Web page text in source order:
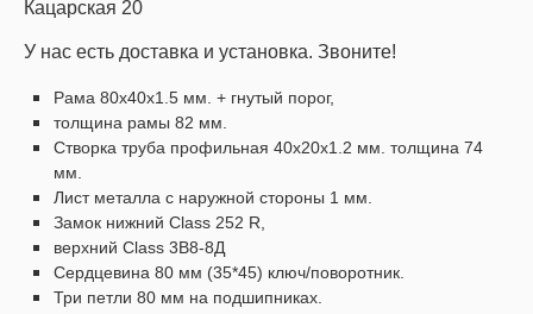
Кацарская 20
У нас есть доставка и установка. Звоните!
Рама 80х40х1.5 мм. + гнутый порог,
толщина рамы 82 мм.
Створка труба профильная 40х20х1.2 мм. толщина 74
мм.
Лист металла с наружной стороны 1 мм.
Замок нижний Class 252 R,
верхний Class 3В8-8Д
Сердцевина 80 мм (35*45) ключ/поворотник.
Три петли 80 мм на подшипниках.